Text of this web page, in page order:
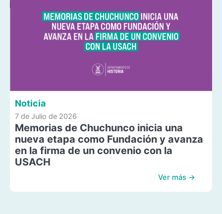
Noticia
7 de Julio de 2026
Memorias de Chuchunco inicia una
nueva etapa como Fundación y avanza
en la firma de un convenio con la
USACH
Ver más →